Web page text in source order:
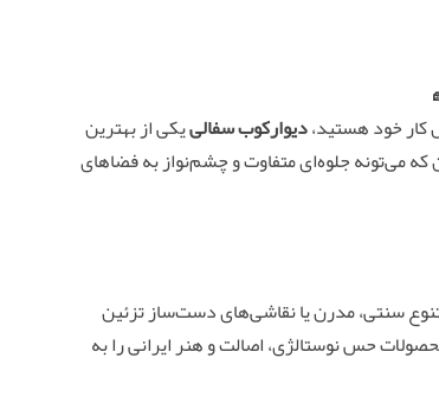
کار خود هستید،دیوارکوب سفالییکی از بهترین
می‌تونه جلوه‌ای متفاوت و چشم‌نواز به فضاهای
سنتی، مدرن یا نقاشی‌های دست‌ساز تزئین
حس نوستالژی، اصالت و هنر ایرانی را به